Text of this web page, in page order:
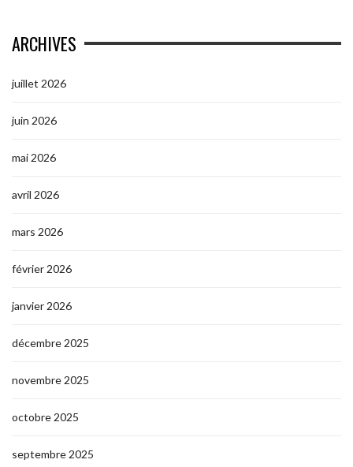
ARCHIVES
juillet 2026
juin 2026
mai 2026
avril 2026
mars 2026
février 2026
janvier 2026
décembre 2025
novembre 2025
octobre 2025
septembre 2025